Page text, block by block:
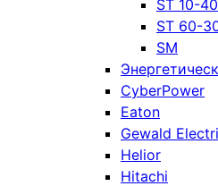
ST 10-
ST 60-
SM
CyberPower
Eaton
Gewald
Helior
Hitachi